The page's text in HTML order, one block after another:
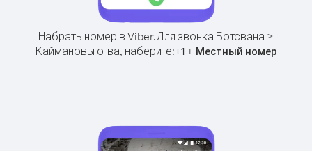
Набрать номер в Viber.Для звонка Ботсвана >
Каймановы о-ва, наберите:+1+ Местный номер